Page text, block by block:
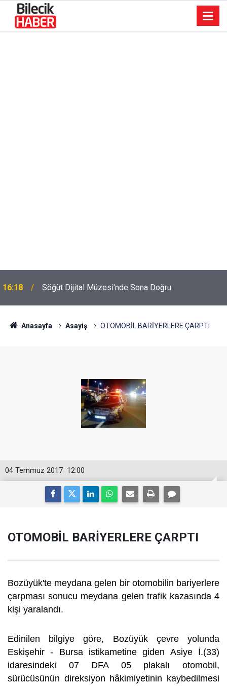
16:18 Söğüt Dijital Müzesi'nde Sona Doğru
Anasayfa Asayiş OTOMOBİL BARİYERLERE ÇARPTI
12:00
04 Temmuz 2017
OTOMOBİL BARİYERLERE ÇARPTI
Bozüyük'te meydana gelen bir otomobilin bariyerlere
çarpması sonucu meydana gelen trafik kazasında 4
kişi yaralandı.
Edinilen bilgiye göre, Bozüyük çevre yolunda
Eskişehir - Bursa istikametine giden Asiye İ.(33)
idaresindeki 07 DFA 05 plakalı otomobil,
sürücüsünün direksiyon hâkimiyetinin kaybedilmesi